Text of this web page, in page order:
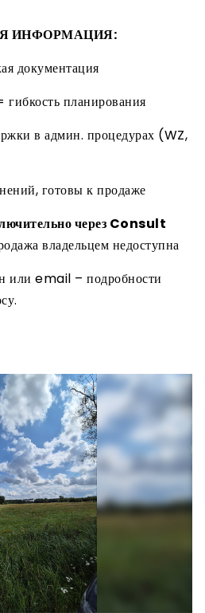
ИНФОРМАЦИЯ:
документация
планирования
в админ. процедурах (WZ,
готовы к продаже
через Consult
владельцем недоступна
или email – подробности